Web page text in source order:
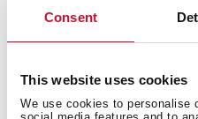
Consent
This website uses cookies
We use cookies to personalise
Dit zijn de